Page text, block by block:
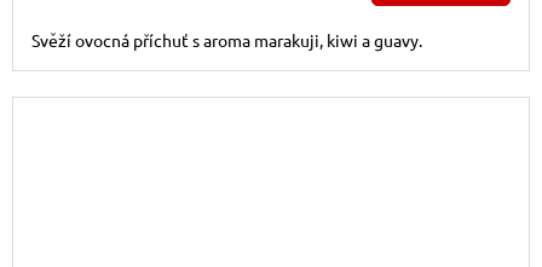
Svěží ovocná příchuť s aroma marakuji, kiwi a guavy.